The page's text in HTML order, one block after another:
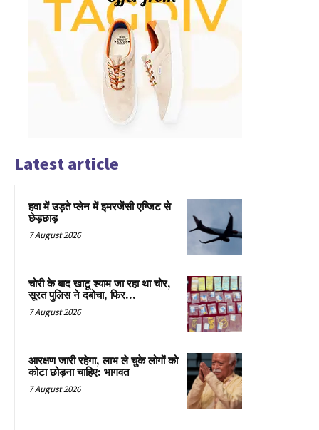
Latest article
हवा में उड़ते प्लेन में इमरजेंसी एग्जिट से
छेड़छाड़
7 August 2026
चोरी के बाद खाटू श्याम जा रहा था चोर,
सूरत पुलिस ने दबोचा, फिर…
7 August 2026
आरक्षण जारी रहेगा, लाभ ले चुके लोगों को
कोटा छोड़ना चाहिए: भागवत
7 August 2026